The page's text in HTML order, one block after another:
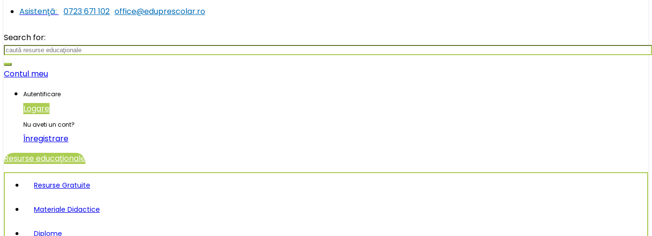
Asistenţă:
0723 671 102 office@eduprescolar.ro
Search for:
Contul meu
Autentificare
Logare
Nu aveti un cont?
Înregistrare
Resurse educaţionale
Resurse Gratuite
Materiale Didactice
Diplome